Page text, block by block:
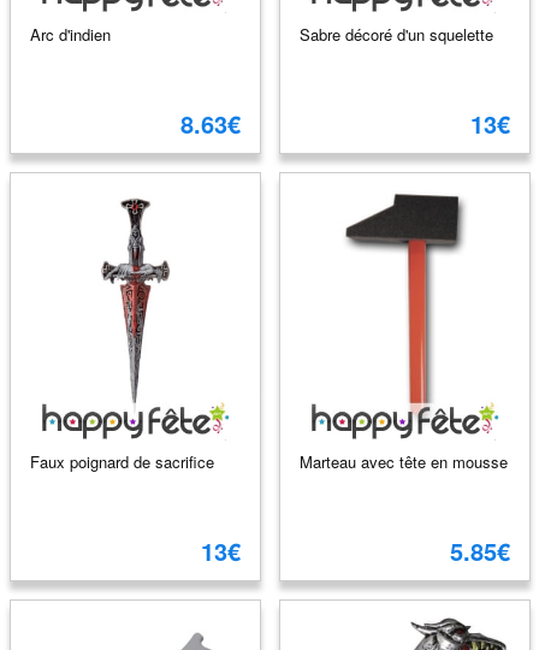
Arc d'indien
8.63€
Sabre décoré d'un squelette
13€
Faux poignard de sacrifice
13€
Marteau avec tête en mousse
5.85€